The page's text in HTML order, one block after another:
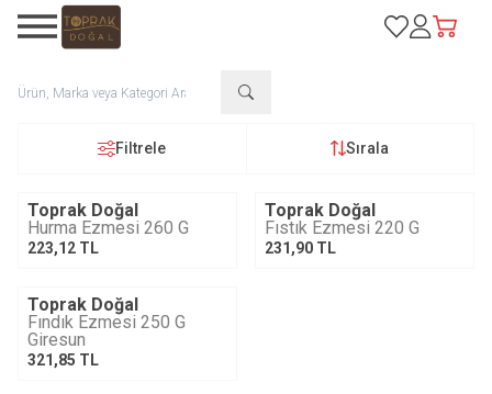
Favorilerim
Hesabım
Sepetim
Filtrele Sırala
Toprak Doğal
Hurma Ezmesi 260 G
223,12 TL
Tükendi
Toprak Doğal
Fıstık Ezmesi 220 G
231,90 TL
Tükendi
Toprak Doğal
Fındık Ezmesi 250 G
Giresun
321,85 TL